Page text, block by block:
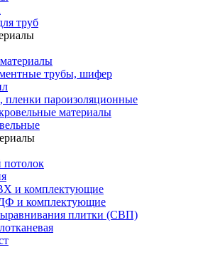
труб
трубы, шифер
пароизоляционные
материалы
потолок
и комплектующие
и комплектующие
плитки (СВП)